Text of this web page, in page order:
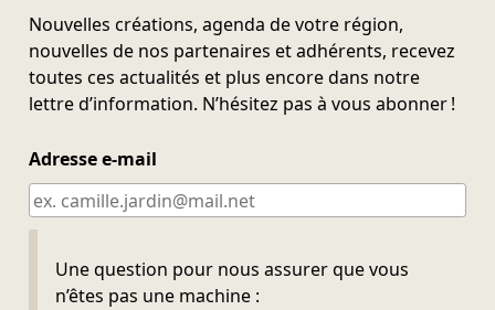
Nouvelles créations, agenda de votre région,
nouvelles de nos partenaires et adhérents, recevez
toutes ces actualités et plus encore dans notre
lettre d’information. N’hésitez pas à vous abonner !
Adresse e-mail
Une question pour nous assurer que vous
n’êtes pas une machine :
Ne pas remplir